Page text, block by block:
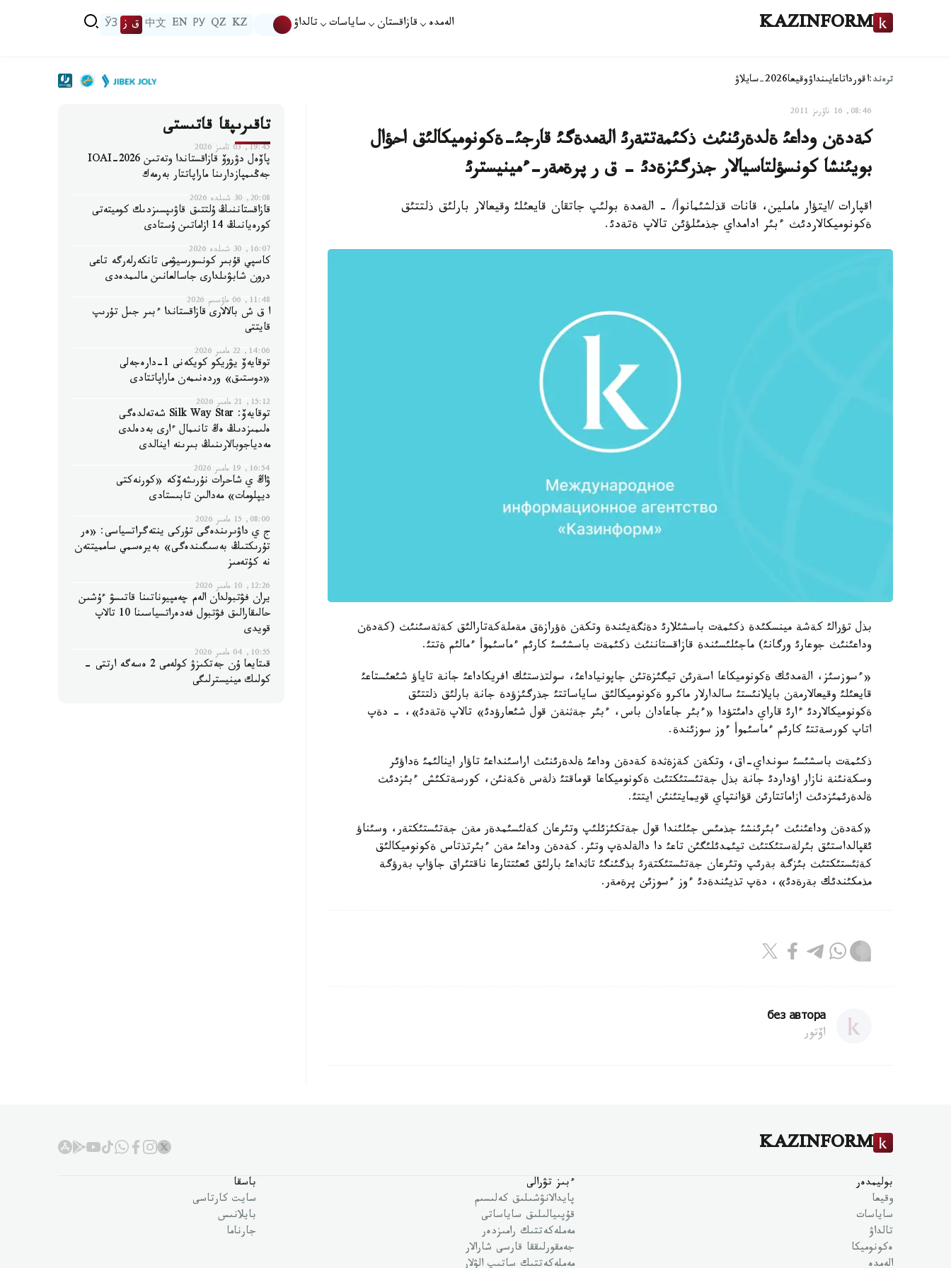
KAZINFORM الەمدە قازاقستان ساياسات تالداۋ KZ
QZ
РУ
EN
中文 ق ز ЎЗ
ترەند:اقورداتاعايىنداۋوقيعا2026-سايلاۋ
08:46, 16 ناۋرىز 2011
كةدةن وداعئ ةلدةرئنئث ذكئمةتتةرئ الةمدةگئ قارجئ-ةكونوميكالئق احؤال
بويئنشا كونسؤلتاسيالار جذرگئزةدئ - ق ر پرةمةر-ءمينيسترئ
اقپارات /ايتؤار ماملين، قانات قذلشئمانوأ/ - الةمدة بولئپ جاتقان قايعئلئ وقيعالار بارلئق ذلتتئق
ةكونوميكالاردئث ءبئر ادامداي جذمئلؤئن تالاپ ةتةدئ.
بذل تؤرالئ كةشة مينسكئدة ذكئمةت باسشئلارئ دةثگةيئندة وتكةن ةؤرازةق مةملةكةتارالئق كةثةسئنئث (كةدةن
وداعئنئث جوعارئ ورگانئ) ماجئلئسئندة قازاقستاننئث ذكئمةت باسشئسئ كارئم ءماسئموأ ءمالئم ةتتئ.
«ءسوزسئز، الةمدئك ةكونوميكاعا اسةرئن تيگئزةتئن جاپونياداعئ، سولتذستئك افريكاداعئ جانة تاياؤ شئعئستاعئ
قايعئلئ وقيعالارمةن بايلانئستئ سالدارلار ماكرو ةكونوميكالئق ساياساتتئ جذرگئزؤدة جانة بارلئق ذلتتئق
ةكونوميكالاردئ ءارئ قاراي دامئتؤدا «ءبئر جاعادان باس، ءبئر جةثنةن قول شئعارؤدئ» تالاپ ةتةدئ»، - دةپ
اتاپ كورسةتتئ كارئم ءماسئموأ ءوز سوزئندة.
ذكئمةت باسشئسئ سونداي-اق، وتكةن كةزةثدة كةدةن وداعئ ةلدةرئنئث اراسئنداعئ تاؤار اينالئمئ ةداؤئر
وسكةنئنة نازار اؤداردئ جانة بذل جةتئستئكتئث ةكونوميكاعا قوماقتئ ذلةس ةكةنئن، كورسةتكئش ءبئزدئث
ةلدةرئمئزدئث ازاماتتارئن قؤانتپاي قويمايتئنئن ايتتئ.
«كةدةن وداعئنئث ءبئرئنشئ جذمئس جئلئندا قول جةتكئزئلئپ وتئرعان كةلئسئمدةر مةن جةتئستئكتةر، وسئناؤ
ئقپالداستئق بئرلةستئكتئث تيئمدئلئگئن تاعئ دا دالةلدةپ وتئر. كةدةن وداعئ مةن ءبئرتذتاس ةكونوميكالئق
كةثئستئكتئث بئزگة بةرئپ وتئرعان جةتئستئكتةرئ بذگئنگئ تاثداعئ بارلئق ئعئتتارعا ناقتئراق جاؤاپ بةرؤگة
مذمكئندئك بةرةدئ»، دةپ تذيئندةدئ ءوز ءسوزئن پرةمةر.
без автора
اۆتور
تاقىرىپقا قاتىستى
19:45, 03 تامىز 2026
پاۆەل دۋروۆ قازاقستاندا وتەتىن IOAI-2026
جەڭىمپازدارىنا ماراپاتتار بەرمەك
20:08, 30 شىلدە 2026
قازاقستاننىڭ ۇلتتىق قاۋىپسىزدىك كوميتەتى
كورەيانىڭ 14 ازاماتىن ۇستادى
16:07, 30 شىلدە 2026
كاسپي قۇبىر كونسورسيۋمى تانكەرلەرگە تاعى
درون شابۋىلدارى جاسالعانىن مالىمدەدى
11:48, 06 ماۋسىم 2026
ا ق ش بالالارى قازاقستاندا ءبىر جىل تۇرىپ
قايتتى
14:06, 22 مامىر 2026
توقايەۆ يۋريكو كويكەنى 1-دارەجەلى
«دوستىق» وردەنىمەن ماراپاتتادى
15:12, 21 مامىر 2026
توقايەۆ: Silk Way Star شەتەلدەگى
ەلىمىزدىڭ ەڭ تانىمال ءارى بەدەلدى
مەدياجوبالارىنىڭ بىرىنە اينالدى
16:54, 19 مامىر 2026
ۋاڭ ي شاحرات نۇرىشەۆكە «كورنەكتى
ديپلومات» مەدالىن تابىستادى
08:00, 15 مامىر 2026
ج ي داۋىرىندەگى تۇركى ينتەگراتسياسى: «ەر
تۇرىكتىڭ بەسىگىندەگى» بەيرەسمي سامميتتەن
نە كۇتەمىز
12:26, 10 مامىر 2026
يران فۋتبولدان الەم چەمپيوناتىنا قاتىسۋ ءۇشىن
حالىقارالىق فۋتبول فەدەراتسياسىنا 10 تالاپ
قويدى
10:55, 04 مامىر 2026
قىتايعا ۇن جەتكىزۋ كولەمى 2 ەسەگە ارتتى -
كولىك مينيسترلىگى
KAZINFORM
بوليمدەر
وقيعا
ساياسات
تالداۋ
ەكونوميكا
ءبىز تۋرالى
پايدالانۋشىلىق كەلىسىم
قۇپىيالىلىق ساياساتى
مەملەكەتتىك رامىزدەر
جەمقورلىققا قارسى شارالار
باسقا
سايت كارتاسى
بايلانىس
جارناما